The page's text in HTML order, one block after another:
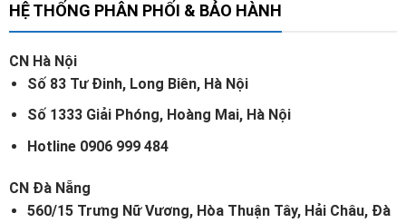
HỆ THỐNG PHÂN PHỐI & BẢO HÀNH
CN Hà Nội
Số 83 Tư Đinh, Long Biên, Hà Nội
Số 1333 Giải Phóng, Hoàng Mai, Hà Nội
Hotline 0906 999 484
CN Đà Nẵng
560/15 Trưng Nữ Vương, Hòa Thuận Tây, Hải Châu, Đà